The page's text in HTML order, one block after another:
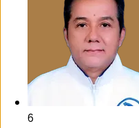
6